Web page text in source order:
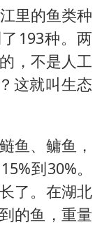
里的鱼类种
193种。两
，不是人工
这就叫生态
鱼、鳙鱼，
到30%。
了。在湖北
的鱼，重量